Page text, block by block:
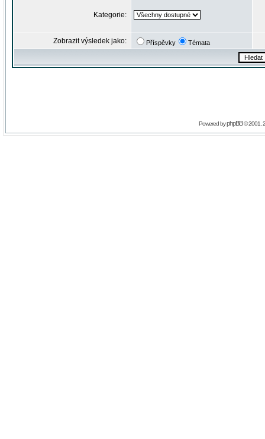
Kategorie:
Zobrazit výsledek jako: Příspěvky Témata
Powered byphpBB© 2001,